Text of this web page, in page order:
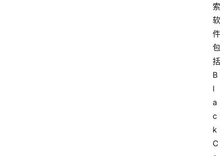
索
软
件
包
括
B
l
a
c
k
C